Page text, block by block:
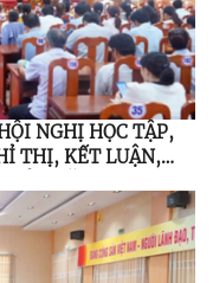
NGHỊ HỌC TẬP,
THỊ, KẾT LUẬN,